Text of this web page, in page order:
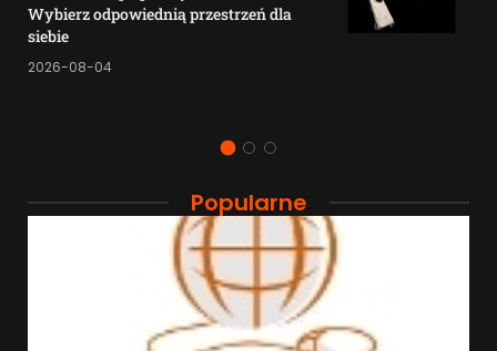
Wybierz odpowiednią przestrzeń dla
siebie
2026-08-04
Popularne